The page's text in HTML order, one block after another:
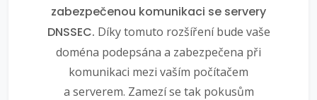
zabezpečenou komunikaci se servery
DNSSEC. Díky tomuto rozšíření bude vaše
doména podepsána a zabezpečena při
komunikaci mezi vaším počítačem
a serverem. Zamezí se tak pokusům